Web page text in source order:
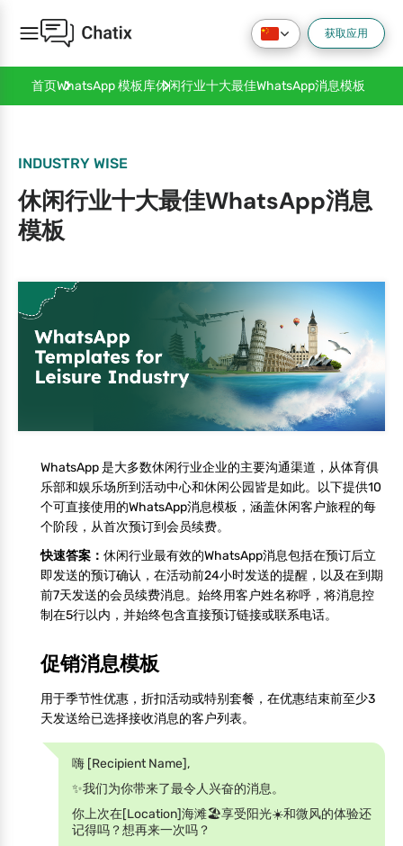
获取应用
首页WhatsApp 模板库休闲行业十大最佳WhatsApp消息模板
INDUSTRY WISE
休闲行业十大最佳WhatsApp消息
模板
WhatsApp 是大多数休闲行业企业的主要沟通渠道，从体育俱
乐部和娱乐场所到活动中心和休闲公园皆是如此。以下提供10
个可直接使用的WhatsApp消息模板，涵盖休闲客户旅程的每
个阶段，从首次预订到会员续费。
快速答案： 休闲行业最有效的WhatsApp消息包括在预订后立
即发送的预订确认，在活动前24小时发送的提醒，以及在到期
前7天发送的会员续费消息。始终用客户姓名称呼，将消息控
制在5行以内，并始终包含直接预订链接或联系电话。
促销消息模板
用于季节性优惠，折扣活动或特别套餐，在优惠结束前至少3
天发送给已选择接收消息的客户列表。
嗨 [Recipient Name],
✨我们为你带来了最令人兴奋的消息。
你上次在[Location]海滩🏖️享受阳光☀️和微风的体验还
记得吗？想再来一次吗？